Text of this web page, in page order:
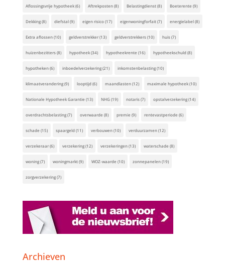
Aflossingsvrije hypotheek(6) Aftrekposten(8) Belastingdienst(8) Boeterente (9)
Dekking(8) diefstal(9) eigen risico(17) eigenwoningforfait(7) energielabel(8)
Extra aflossen(10) geldverstrekker(13) geldverstrekkers(10) huis(7)
huizenbezitters(8) hypotheek(34) hypotheekrente (16) hypotheekschuld(8)
hypotheken(6) inboedelverzekering(21) inkomstenbelasting(10)
klimaatverandering(9) looptijd(6) maandlasten(12) maximale hypotheek(10)
Nationale Hypotheek Garantie (13) NHG(19) notaris(7) opstalverzekering(14)
overdrachtsbelasting(7) overwaarde (8) premie (9) rentevastperiode (6)
schade (15) spaargeld(11) verbouwen(10) verduurzamen(12)
verzekeraar(6) verzekering(12) verzekeringen(13) waterschade (8)
woning(7) woningmarkt(9) WOZ-waarde (10) zonnepanelen(19)
zorgverzekering(7)
Archieven